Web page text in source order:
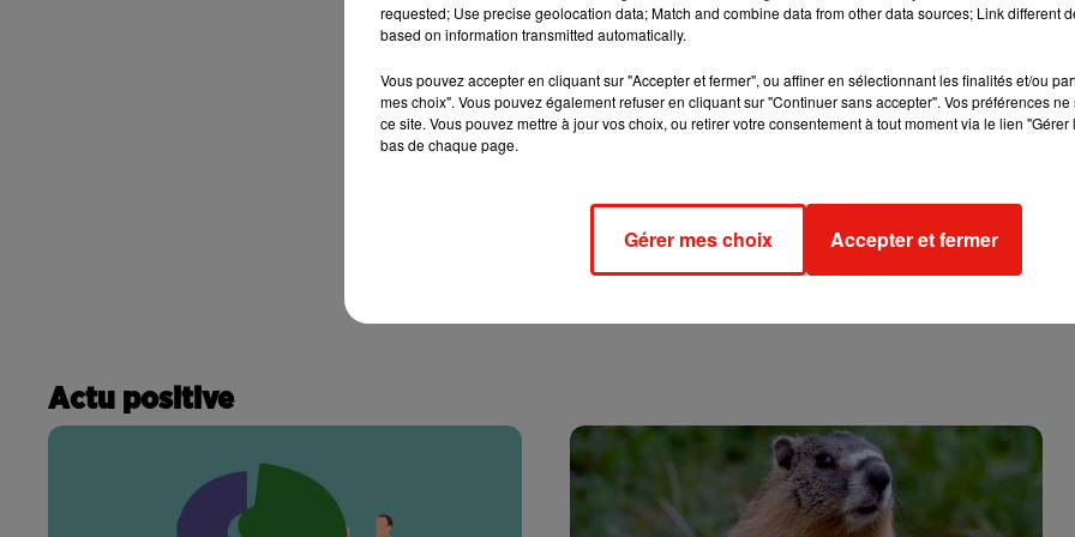
Actu positive
requested; Use precise geolocation data; Match and combine data from other data sources; Link different
based on information transmitted automatically.
Vous pouvez accepter en cliquant sur "Accepter et fermer", ou affiner en sélectionnant les finalités et/ou
mes choix". Vous pouvez également refuser en cliquant sur "Continuer sans accepter". Vos préférences
ce site. Vous pouvez mettre à jour vos choix, ou retirer votre consentement à tout moment via le lien
bas de chaque page.
Gérer mes choix Accepter et fermer